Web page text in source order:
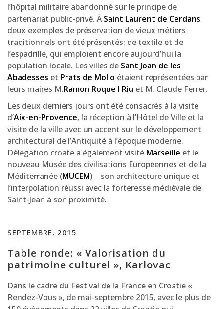
l’hôpital militaire abandonné sur le principe de
partenariat public-privé. ÀSaint Laurent de Cerdans
deux exemples de préservation de vieux métiers
traditionnels ont été présentés: de textile et de
l’espadrille, qui emploient encore aujourd’hui la
population locale. Les villes de Sant Joan de les
Abadesses et Prats de Mollo étaient représentées par
leurs maires M.Ramon Roque I Riu et M. Claude Ferrer.
Les deux derniers jours ont été consacrés à la visite
d’Aix-en-Provence, la réception à l’Hôtel de Ville et la
visite de la ville avec un accent sur le développement
architectural de l’Antiquité à l’époque moderne.
Délégation croate a également visité Marseille et le
nouveau Musée des civilisations Européennes et de la
Méditerranée (MUCEM) – son architecture unique et
l’interpolation réussi avec la forteresse médiévale de
Saint-Jean à son proximité.
SEPTEMBRE, 2015
Table ronde: « Valorisation du
patrimoine culturel », Karlovac
Dans le cadre du Festival de la France en Croatie «
Rendez-Vous », de mai-septembre 2015, avec le plus de